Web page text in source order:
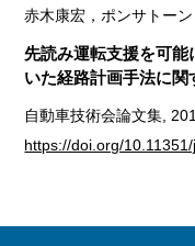
赤木康宏，ポンサトー
先読み運転支援を可能
いた経路計画手法に関
自動車技術会論文集,
https://doi.org/